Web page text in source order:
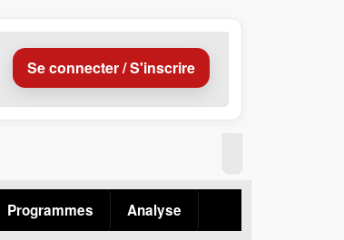
Se connecter / S'inscrire
Programmes Analyse